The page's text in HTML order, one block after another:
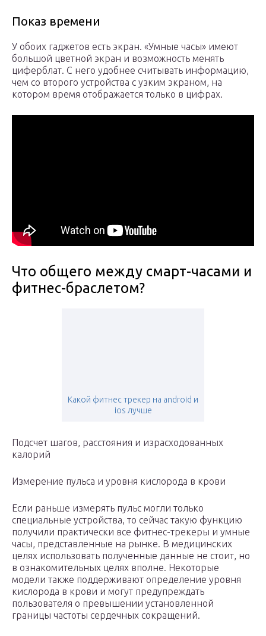
Показ времени
У обоих гаджетов есть экран. «Умные часы» имеют
большой цветной экран и возможность менять
циферблат. С него удобнее считывать информацию,
чем со второго устройства с узким экраном, на
котором время отображается только в цифрах.
Что общего между смарт-часами и
фитнес-браслетом?
Какой фитнес трекер на android и
ios лучше
Подсчет шагов, расстояния и израсходованных
калорий
Измерение пульса и уровня кислорода в крови
Если раньше измерять пульс могли только
специальные устройства, то сейчас такую функцию
получили практически все фитнес-трекеры и умные
часы, представленные на рынке. В медицинских
целях использовать полученные данные не стоит, но
в ознакомительных целях вполне. Некоторые
модели также поддерживают определение уровня
кислорода в крови и могут предупреждать
пользователя о превышении установленной
границы частоты сердечных сокращений.